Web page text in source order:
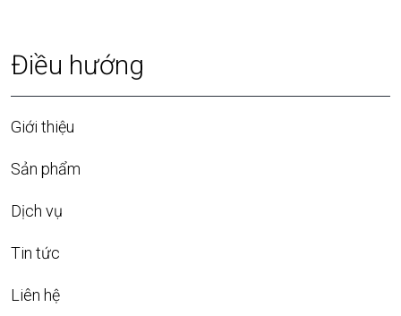
Điều hướng
Giới thiệu
Sản phẩm
Dịch vụ
Tin tức
Liên hệ